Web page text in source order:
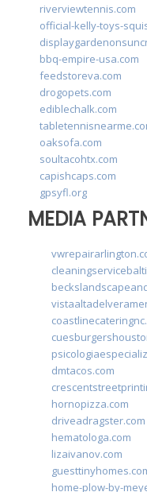
riverviewtennis.com
official-kelly-toys-
bbq-empire-usa.com
feedstoreva.com
drogopets.com
ediblechalk.com
oaksofa.com
soultacohtx.com
capishcaps.com
gpsyfl.org
MEDIA
dmtacos.com
hornopizza.com
driveadragster.com
hematologa.com
lizaivanov.com
home-plow-by-